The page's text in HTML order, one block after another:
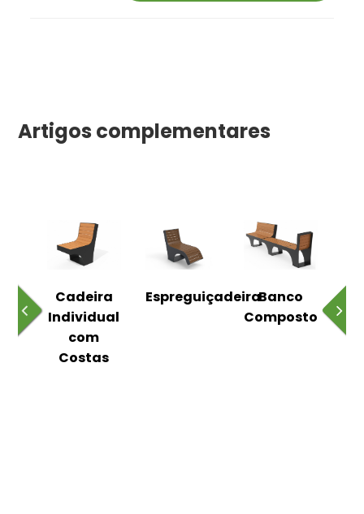
Artigos complementares
Cadeira
Individual
com
Costas
EspreguiçadeiraBanco
Composto